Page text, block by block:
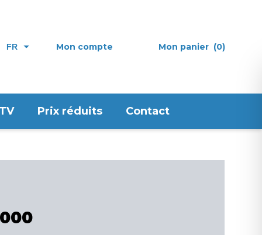
FR Mon compte Mon panier (0)
Prix réduits Contact